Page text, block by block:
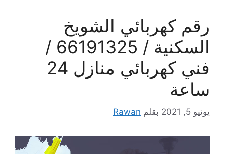
رقم كهربائي الشويخ
السكنية / 66191325‬ /
فني كهربائي منازل 24
ساعة
يونيو 5, 2021 بقلم Rawan